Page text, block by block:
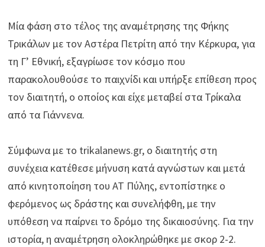
Μία φάση στο τέλος της αναμέτρησης της Φήκης
Τρικάλων με τον Αστέρα Πετρίτη από την Κέρκυρα, για
τη Γ’ Εθνική, εξαγρίωσε τον κόσμο που
παρακολουθούσε το παιχνίδι και υπήρξε επίθεση προς
τον διαιτητή, ο οποίος και είχε μεταβεί στα Τρίκαλα
από τα Γιάννενα.
Σύμφωνα με το trikalanews.gr, ο διαιτητής στη
συνέχεια κατέθεσε μήνυση κατά αγνώστων και μετά
από κινητοποίηση του ΑΤ Πύλης, εντοπίστηκε ο
φερόμενος ως δράστης και συνελήφθη, με την
υπόθεση να παίρνει το δρόμο της δικαιοσύνης. Για την
ιστορία, η αναμέτρηση ολοκληρώθηκε με σκορ 2-2.